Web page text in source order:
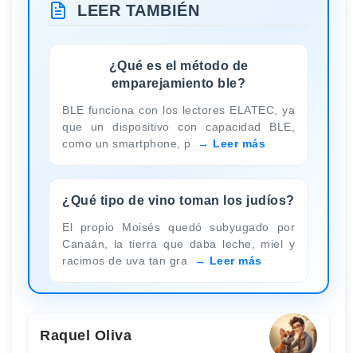
LEER TAMBIÉN
¿Qué es el método de
emparejamiento ble?
BLE funciona con los lectores ELATEC, ya
que un dispositivo con capacidad BLE,
como un smartphone, p
Leer más
¿Qué tipo de vino toman los judíos?
El propio Moisés quedó subyugado por
Canaán, la tierra que daba leche, miel y
racimos de uva tan gra
Leer más
Raquel Oliva